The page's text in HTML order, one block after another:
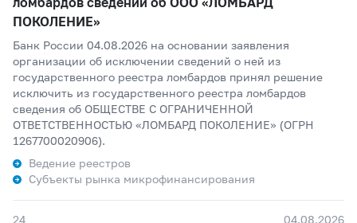
ПОКОЛЕНИЕ»
Банк России 04.08.2026 на основании заявления
организации об исключении сведений о ней из
государственного реестра ломбардов принял решение
исключить из государственного реестра ломбардов
сведения об ОБЩЕСТВЕ С ОГРАНИЧЕННОЙ
ОТВЕТСТВЕННОСТЬЮ «ЛОМБАРД ПОКОЛЕНИЕ» (ОГРН
1267700020906).
Ведение реестров
Субъекты рынка микрофинансирования
24 04.08.2026